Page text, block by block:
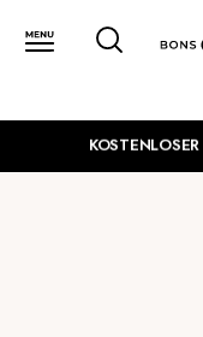
KOSTENLOSER